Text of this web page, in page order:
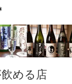
める店